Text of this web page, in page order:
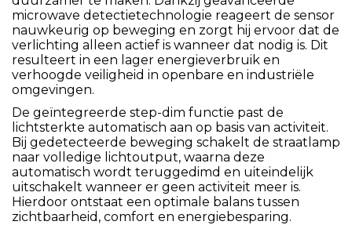
microwave detectietechnologie reageert de sensor
nauwkeurig op beweging en zorgt hij ervoor dat de
verlichting alleen actief is wanneer dat nodig is. Dit
resulteert in een lager energieverbruik en
verhoogde veiligheid in openbare en industriële
omgevingen.
De geïntegreerde step-dim functie past de
lichtsterkte automatisch aan op basis van activiteit.
Bij gedetecteerde beweging schakelt de straatlamp
naar volledige lichtoutput, waarna deze
automatisch wordt teruggedimd en uiteindelijk
uitschakelt wanneer er geen activiteit meer is.
Hierdoor ontstaat een optimale balans tussen
zichtbaarheid, comfort en energiebesparing.